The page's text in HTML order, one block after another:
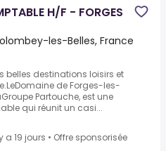
H/F - FORGES
les-Belles, France
belles destinations loisirs et
de Forges-les-
Partouche, est une
qui réunit un casi...
a 19 jours • Offre sponsorisée